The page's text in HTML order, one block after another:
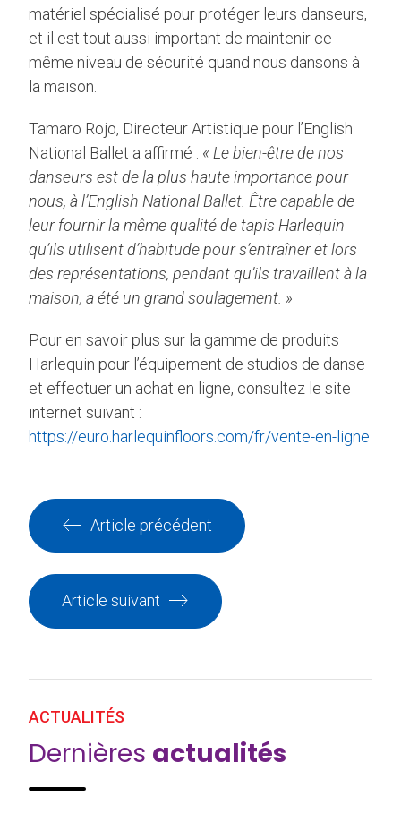
matériel spécialisé pour protéger leurs danseurs,
et il est tout aussi important de maintenir ce
même niveau de sécurité quand nous dansons à
la maison.
Tamaro Rojo, Directeur Artistique pour l’English
National Ballet a affirmé : « Le bien-être de nos
danseurs est de la plus haute importance pour
nous, à l’English National Ballet. Être capable de
leur fournir la même qualité de tapis Harlequin
qu’ils utilisent d’habitude pour s’entraîner et lors
des représentations, pendant qu’ils travaillent à la
maison, a été un grand soulagement. »
Pour en savoir plus sur la gamme de produits
Harlequin pour l’équipement de studios de danse
et effectuer un achat en ligne, consultez le site
internet suivant :
https://euro.harlequinfloors.com/fr/vente-en-ligne
Article précédent
Article suivant
ACTUALITÉS
Dernières actualités